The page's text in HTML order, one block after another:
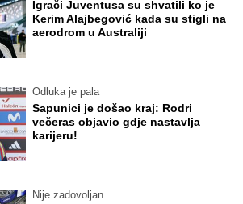
Igrači Juventusa su shvatili ko je
Kerim Alajbegović kada su stigli na
aerodrom u Australiji
Odluka je pala
Sapunici je došao kraj: Rodri
večeras objavio gdje nastavlja
karijeru!
Nije zadovoljan